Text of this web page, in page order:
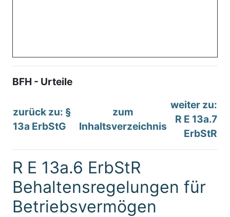
BFH - Urteile
zurück zu: §
13a ErbStG
zum
Inhaltsverzeichnis
weiter zu:
R E 13a.7
ErbStR
R E 13a.6 ErbStR
Behaltensregelungen für
Betriebsvermögen